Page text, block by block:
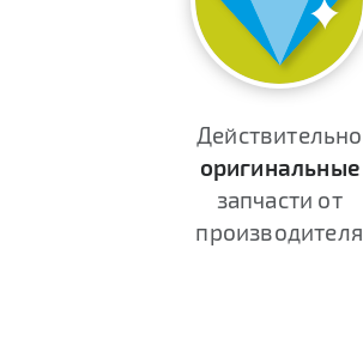
Действительно
оригинальные
запчасти от
производителя